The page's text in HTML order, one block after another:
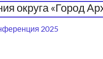
округа «Город
2025